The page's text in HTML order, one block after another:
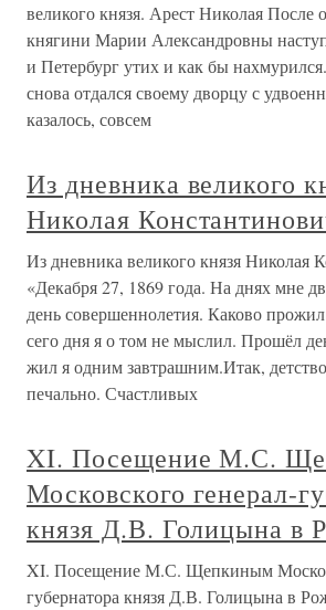
великого князя. Арест Николая После
княгини Марии Александровны
и Петербург утих и как бы
снова отдался своему дворцу с
казалось, совсем
Из дневника великого
Николая
Из дневника великого князя Николая
«Декабря 27, 1869 года. На днях мне
день совершеннолетия. Каково
сего дня я о том не мыслил. Прошёл
жил я одним завтрашним.Итак,
печально. Счастливых
XI. Посещение М.С.
Московского генерал-
князя Д.В. Голицына в
XI. Посещение М.С. Щепкиным
губернатора князя Д.В. Голицына в